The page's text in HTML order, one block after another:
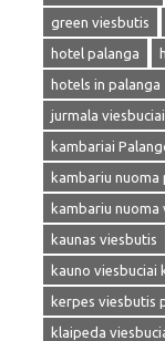
green viesbutis
hotel palanga
hotels in palanga
jurmala viesbuciai
kambariai
kambariu nuoma
kambariu nuoma
kaunas viesbutis
kauno viesbuciai
kerpes viesbutis
klaipeda